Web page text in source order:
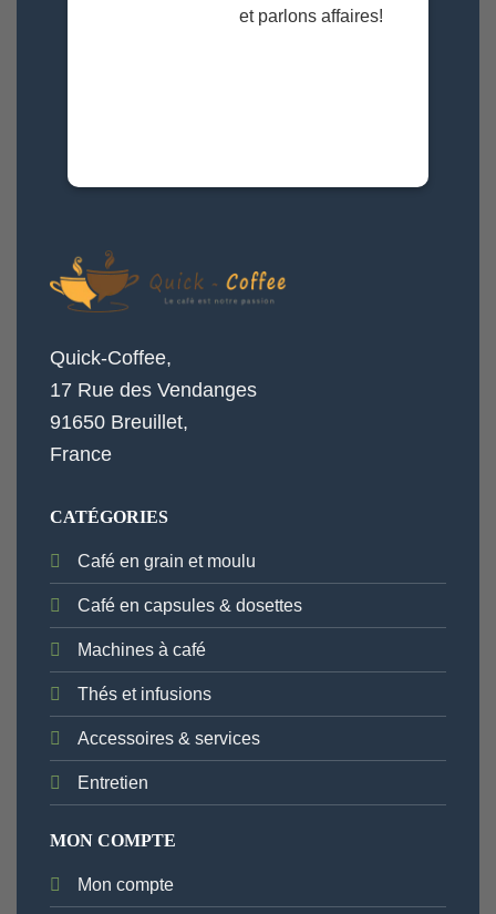
et parlons affaires!
Quick-Coffee,
17 Rue des Vendanges
91650 Breuillet,
France
CATÉGORIES
Café en grain et moulu
Café en capsules & dosettes
Machines à café
Thés et infusions
Accessoires & services
Entretien
MON COMPTE
Mon compte